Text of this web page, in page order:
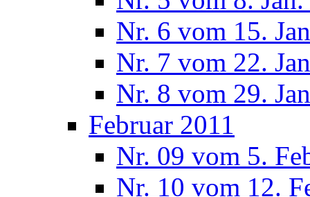
Nr. 6 vom 15.
Nr. 7 vom 22.
Nr. 8 vom 29.
Februar 2011
Nr. 09 vom 5.
Nr. 10 vom 12.